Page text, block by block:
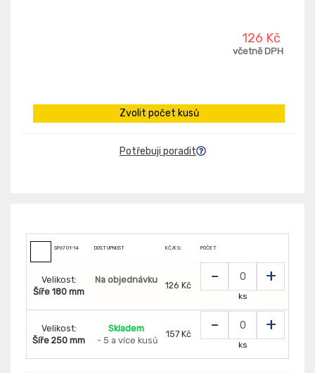
126 Kč
včetně DPH
Zvolit počet kusů
Potřebuji poradit
SP6701-14 DOSTUPNOST KČ/KS: POČET
Velikost:
Šíře 180 mm
Na objednávku
126 Kč - +
ks
Velikost:
Šíře 250 mm
Skladem
- 5 a více kusů
157 Kč - +
ks